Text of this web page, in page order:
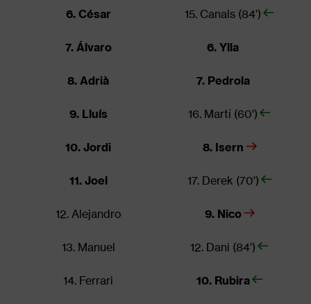
6. César
7. Álvaro
8. Adrià
9. Lluís
10. Jordi
11. Joel
12. Alejandro
13. Manuel
14. Ferrari
15. Canals (84')
6. Ylla
7. Pedrola
16. Martí (60')
8. Isern
17. Derek (70')
9. Nico
12. Dani (84')
10. Rubira